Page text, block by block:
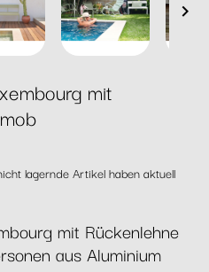

mit
lagernde Artikel haben aktuell
mit Rückenlehne
aus Aluminium